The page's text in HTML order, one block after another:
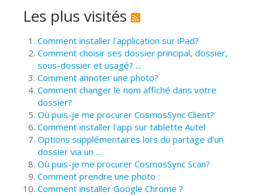
Les plus visités
Comment installer l'application sur iPad?
Comment choisir ses dossier principal, dossier,
sous-dossier et usagé? ...
Comment annoter une photo?
Comment changer le nom affiché dans votre
dossier?
Où puis-je me procurer CosmosSync Client?
Comment installer l'app sur tablette Autel
Options supplémentaires lors du partage d’un
dossier via un ...
Où puis-je me procurer CosmosSync Scan?
Comment prendre une photo :
Comment installer Google Chrome ?